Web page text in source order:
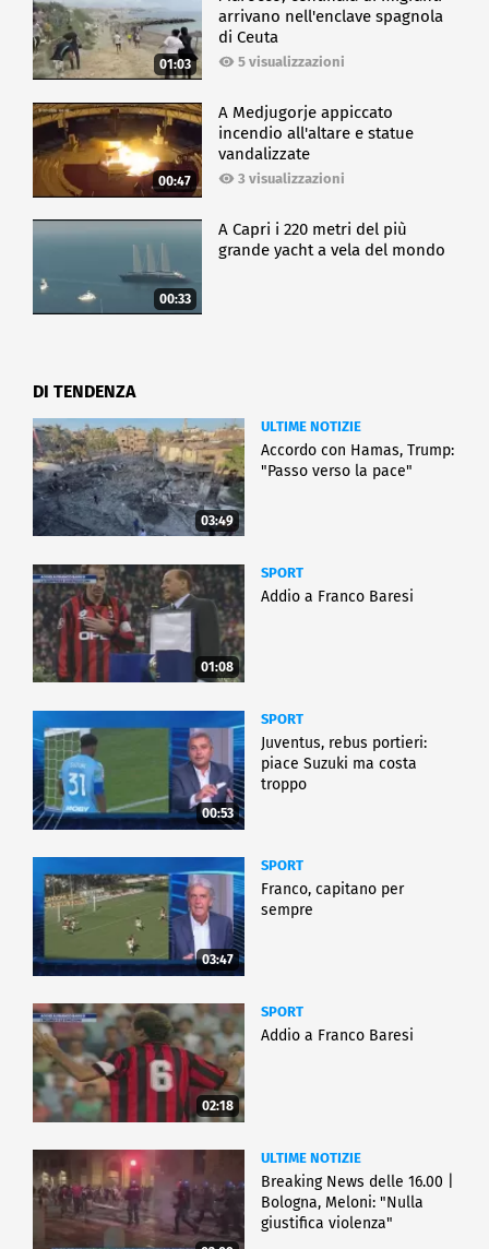
01:03
arrivano nell'enclave spagnola
di Ceuta
5 visualizzazioni
00:47
A Medjugorje appiccato
incendio all'altare e statue
vandalizzate
3 visualizzazioni
00:33
A Capri i 220 metri del più
grande yacht a vela del mondo
DI TENDENZA
03:49
ULTIME NOTIZIE
Accordo con Hamas, Trump:
"Passo verso la pace"
01:08
SPORT
Addio a Franco Baresi
00:53
SPORT
Juventus, rebus portieri:
piace Suzuki ma costa
troppo
03:47
SPORT
Franco, capitano per
sempre
02:18
SPORT
Addio a Franco Baresi
ULTIME NOTIZIE
Breaking News delle 16.00 |
Bologna, Meloni: "Nulla
giustifica violenza"